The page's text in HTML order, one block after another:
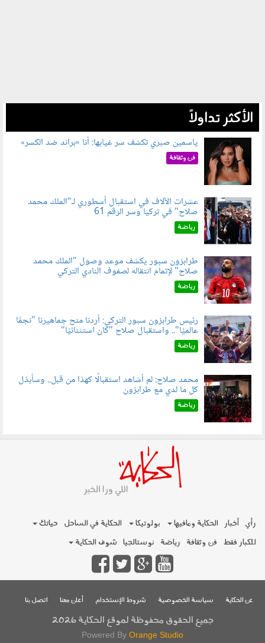
الأكثر تداولاً
050802.jpg
ياسمين صبري تكشف سر غيابها: أنا «براند ضد الكسر»
فن وثقافة
050803.jpg
عشرات الآلاف في استقبال أسطوري لـ"الملك محمد
صلاح" في تركيا وسر الرقم 61
رياضة
050801.jpg
طرابزون سبور يكشف موعد وصول "الملك محمد
صلاح" لإتمام انتقاله لصفوف النادي التركي
رياضة
060803.jpg
رئيس طرابزون سبور التركي: أردنا منح جماهيرنا "نجمًا
عالميًا".. واستقبال صلاح "كان استثنائيًا"
رياضة
060802.jpg
محمد صلاح: لم أشاهد استقبالًا كهذا من قبل.. وسأبذل
كل ما لدي مع طرابزون
رياضة
رأي أخبار الحكاية ومافيها بولوتيكا الحكاية في الساحل
حياتك
للكبار فقط فن وثقافة رياضة نوستالجيا شوف الحكاية
عن الحكاية سياسة الخصوصية شروط الإستخدام أعلن معنا اتصل بنا
جميع الحقوق محفوظة لموقع الحكاية 2026
Powered By Orange Studio